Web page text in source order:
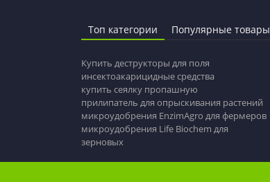
Топ категории Популярные товары
Купить деструкторы для поля
инсектоакарицидные средства
купить сеялку пропашную
прилипатель для опрыскивания растений
микроудобрения EnzimAgro для фермеров
микроудобрения Life Biochem для
зерновых